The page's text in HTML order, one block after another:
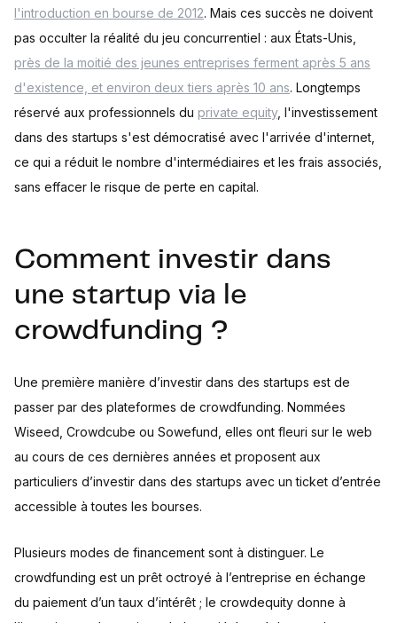
l'introduction en bourse de 2012. Mais ces succès ne doivent
pas occulter la réalité du jeu concurrentiel : aux États-Unis,
près de la moitié des jeunes entreprises ferment après 5 ans
d'existence, et environ deux tiers après 10 ans. Longtemps
réservé aux professionnels du private equity, l'investissement
dans des startups s'est démocratisé avec l'arrivée d'internet,
ce qui a réduit le nombre d'intermédiaires et les frais associés,
sans effacer le risque de perte en capital.
Comment investir dans
une startup via le
crowdfunding ?
Une première manière d’investir dans des startups est de
passer par des plateformes de crowdfunding. Nommées
Wiseed, Crowdcube ou Sowefund, elles ont fleuri sur le web
au cours de ces dernières années et proposent aux
particuliers d’investir dans des startups avec un ticket d’entrée
accessible à toutes les bourses.
Plusieurs modes de financement sont à distinguer. Le
crowdfunding est un prêt octroyé à l’entreprise en échange
du paiement d’un taux d’intérêt ; le crowdequity donne à